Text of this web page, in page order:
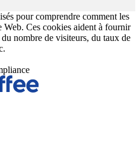
pour comprendre comment les
Web. Ces cookies aident à fournir
nombre de visiteurs, du taux de